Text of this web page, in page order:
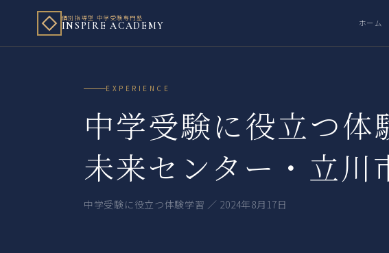
個別指導型 中学受験専門塾
INSPIRE ACADEMY ホーム
EXPERIENCE
中学受験に役立つ体
未来センター・立川
中学受験に役立つ体験学習 ／ 2024年8月17日